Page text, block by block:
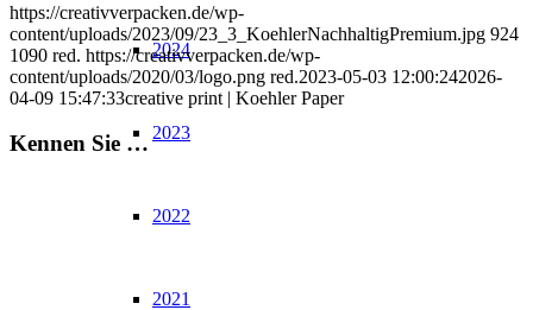
2024
2023
2022
2021
https://creativverpacken.de/wp-
content/uploads/2023/09/23_3_KoehlerNachhaltigPremium.jpg 924
1090 red. https://creativverpacken.de/wp-
content/uploads/2020/03/logo.png red.2023-05-03 12:00:242026-
04-09 15:47:33creative print | Koehler Paper
Kennen Sie …